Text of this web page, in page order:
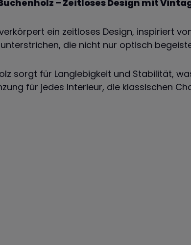
– Zeitloses Design mit
ein zeitloses Design, inspiriert
die nicht nur optisch
sorgt für Langlebigkeit und Stabilität,
für jedes Interieur, die klassischen